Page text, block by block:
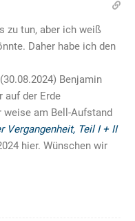
zu tun, aber ich weiß
Daher habe ich den
Benjamin
auf der Erde
weise am Bell-Aufstand
Ver­gangen­heit, Teil I + II
hier. Wünschen wir